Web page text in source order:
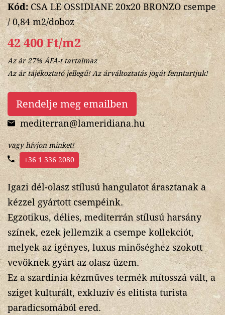
Kód:CSA LE OSSIDIANE 20x20 BRONZO csempe
/ 0,84 m2/doboz
42 400 Ft/m2
Az ár 27% ÁFA-t tartalmaz
Az ár tájékoztató jellegű! Az árváltoztatás jogát fenntartjuk!
Rendelje meg emailben
mediterran@lameridiana.hu
vagy hívjon minket!
+36 1 336 2080
Igazi dél-olasz stílusú hangulatot árasztanak a
kézzel gyártott csempéink.
Egzotikus, délies, mediterrán stílusú harsány
színek, ezek jellemzik a csempe kollekciót,
melyek az igényes, luxus minőséghez szokott
vevőknek gyárt az olasz üzem.
Ez a szardínia kézműves termék mítosszá vált, a
sziget kulturált, exkluzív és elitista turista
paradicsomából ered.